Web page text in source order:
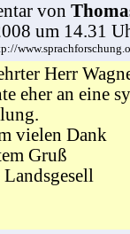
von
um 14.31
Herr
eher an eine
vielen Dank
Gruß